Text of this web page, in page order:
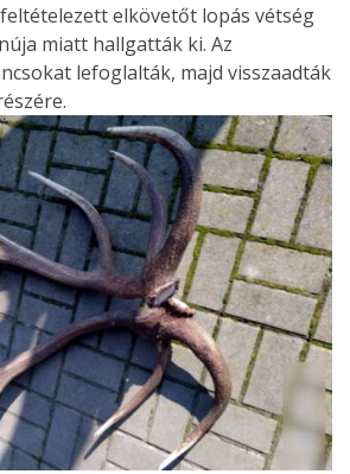
elkövetőt lopás vétség
miatt hallgatták ki. Az
lefoglalták, majd visszaadták